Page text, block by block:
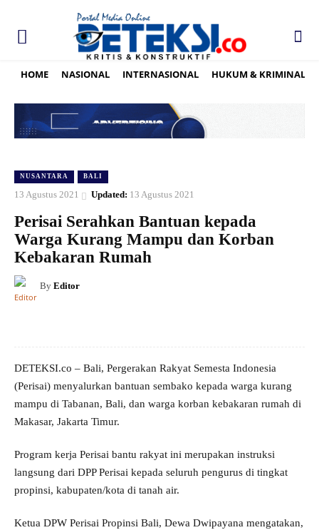
HOME NASIONAL INTERNASIONAL HUKUM & KRIMINAL
NUSANTARA BALI
13 Agustus 2021 Updated: 13 Agustus 2021
Perisai Serahkan Bantuan kepada
Warga Kurang Mampu dan Korban
Kebakaran Rumah
By Editor
DETEKSI.co – Bali, Pergerakan Rakyat Semesta Indonesia
(Perisai) menyalurkan bantuan sembako kepada warga kurang
mampu di Tabanan, Bali, dan warga korban kebakaran rumah di
Makasar, Jakarta Timur.
Program kerja Perisai bantu rakyat ini merupakan instruksi
langsung dari DPP Perisai kepada seluruh pengurus di tingkat
propinsi, kabupaten/kota di tanah air.
Ketua DPW Perisai Propinsi Bali, Dewa Dwipayana mengatakan,